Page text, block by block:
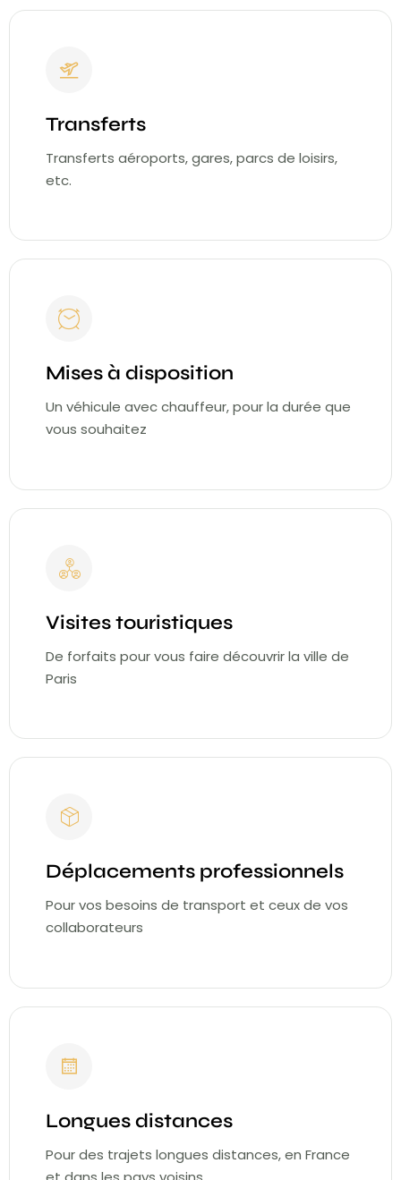
Transferts
Transferts aéroports, gares, parcs de loisirs,
etc.
Mises à disposition
Un véhicule avec chauffeur, pour la durée que
vous souhaitez
Visites touristiques
De forfaits pour vous faire découvrir la ville de
Paris
Déplacements professionnels
Pour vos besoins de transport et ceux de vos
collaborateurs
Longues distances
Pour des trajets longues distances, en France